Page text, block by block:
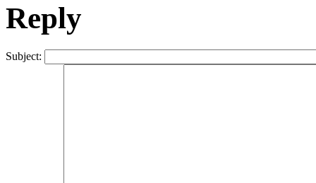
Reply
Subject: